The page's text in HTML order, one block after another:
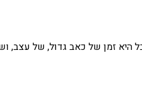
היא זמן של כאב גדול, של עצב,